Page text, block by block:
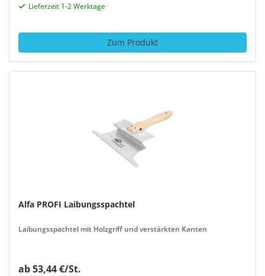
Lieferzeit 1-2 Werktage
Zum Produkt
Alfa PROFI Laibungsspachtel
Laibungsspachtel mit Holzgriff und verstärkten Kanten
ab 53,44 €/St.